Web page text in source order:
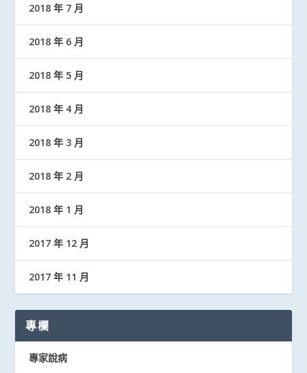
2018 年 7 月
2018 年 6 月
2018 年 5 月
2018 年 4 月
2018 年 3 月
2018 年 2 月
2018 年 1 月
2017 年 12 月
2017 年 11 月
專欄
專家說病